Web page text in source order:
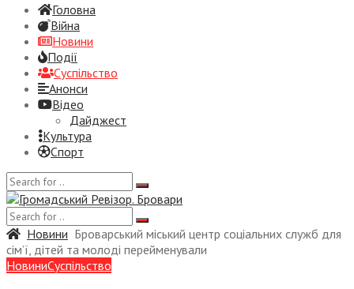
Головна
Війна
Новини
Події
Суспiльство
Анонси
Відео
Дайджест
Культура
Спорт
Новини Броварський міський центр соціальних служб для
сім’ї, дітей та молоді перейменували
НовиниСуспiльство